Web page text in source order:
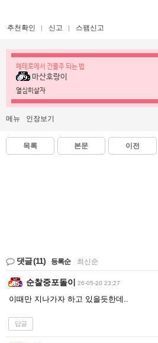
추천확인 신고 스팸신고
헤테로에서 건물주 되는 법
마산호랑이
열심히살자
메뉴 인장보기
목록 본문 이전
댓글(11) 등록순 최신순
순찰중포돌이 26-05-20 23:27
이때만 지나가자 하고 있을듯한데..
답글